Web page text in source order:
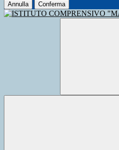
Annulla Conferma